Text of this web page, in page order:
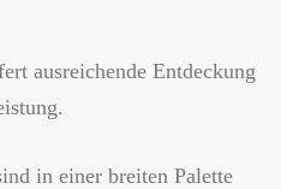
ausreichende Entdeckung
in einer breiten Palette